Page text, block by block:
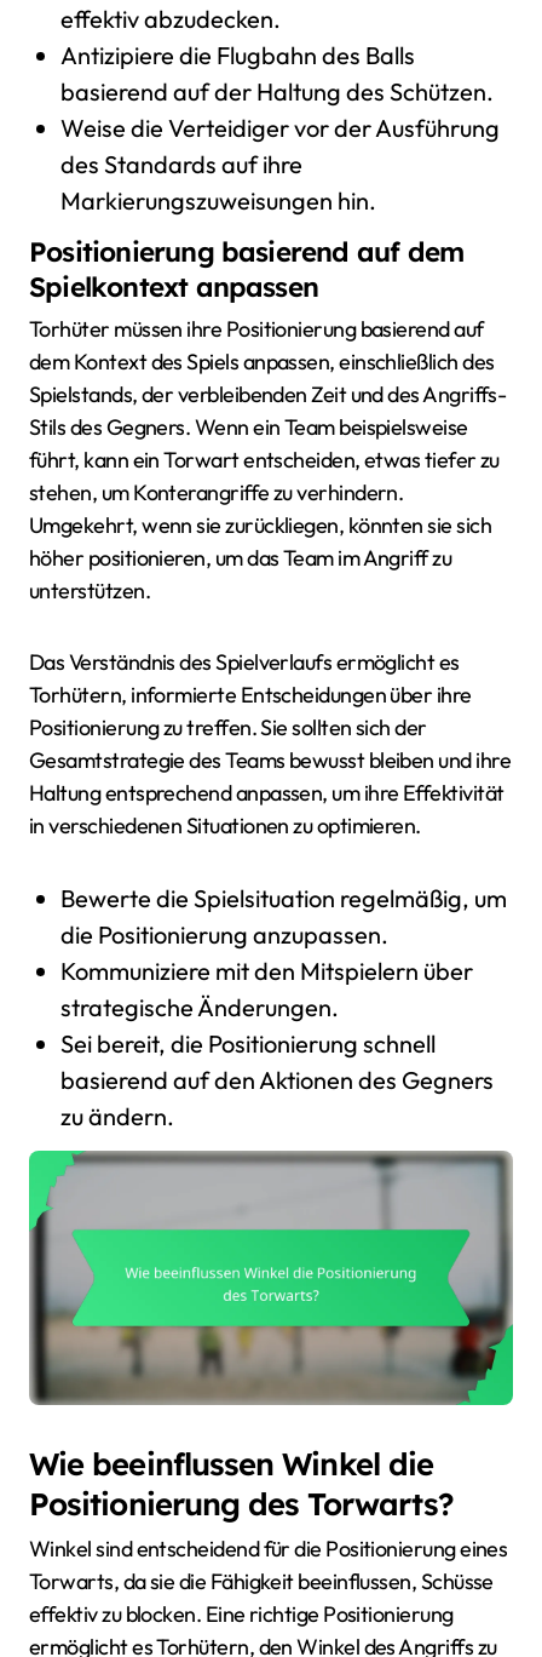
effektiv abzudecken.
Antizipiere die Flugbahn des Balls
basierend auf der Haltung des Schützen.
Weise die Verteidiger vor der Ausführung
des Standards auf ihre
Markierungszuweisungen hin.
Positionierung basierend auf dem
Spielkontext anpassen
Torhüter müssen ihre Positionierung basierend auf
dem Kontext des Spiels anpassen, einschließlich des
Spielstands, der verbleibenden Zeit und des Angriffs-
Stils des Gegners. Wenn ein Team beispielsweise
führt, kann ein Torwart entscheiden, etwas tiefer zu
stehen, um Konterangriffe zu verhindern.
Umgekehrt, wenn sie zurückliegen, könnten sie sich
höher positionieren, um das Team im Angriff zu
unterstützen.
Das Verständnis des Spielverlaufs ermöglicht es
Torhütern, informierte Entscheidungen über ihre
Positionierung zu treffen. Sie sollten sich der
Gesamtstrategie des Teams bewusst bleiben und ihre
Haltung entsprechend anpassen, um ihre Effektivität
in verschiedenen Situationen zu optimieren.
Bewerte die Spielsituation regelmäßig, um
die Positionierung anzupassen.
Kommuniziere mit den Mitspielern über
strategische Änderungen.
Sei bereit, die Positionierung schnell
basierend auf den Aktionen des Gegners
zu ändern.
Wie beeinflussen Winkel die
Positionierung des Torwarts?
Winkel sind entscheidend für die Positionierung eines
Torwarts, da sie die Fähigkeit beeinflussen, Schüsse
effektiv zu blocken. Eine richtige Positionierung
ermöglicht es Torhütern, den Winkel des Angriffs zu